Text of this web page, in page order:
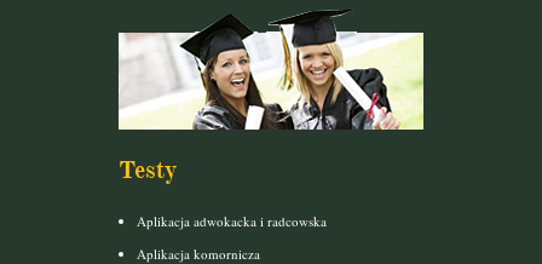
Testy
Aplikacja adwokacka i radcowska
Aplikacja komornicza